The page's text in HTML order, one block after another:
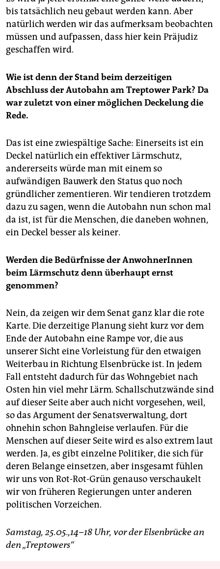
bis tatsächlich neu gebaut werden kann. Aber
natürlich werden wir das aufmerksam beobachten
müssen und aufpassen, dass hier kein Präjudiz
geschaffen wird.
Wie ist denn der Stand beim derzeitigen
Abschluss der Autobahn am Treptower Park? Da
war zuletzt von einer möglichen Deckelung die
Rede.
Das ist eine zwiespältige Sache: Einerseits ist ein
Deckel natürlich ein effektiver Lärmschutz,
andererseits würde man mit einem so
aufwändigen Bauwerk den Status quo noch
gründlicher zementieren. Wir tendieren trotzdem
dazu zu sagen, wenn die Autobahn nun schon mal
da ist, ist für die Menschen, die daneben wohnen,
ein Deckel besser als keiner.
Werden die Bedürfnisse der AnwohnerInnen
beim Lärmschutz denn überhaupt ernst
genommen?
Nein, da zeigen wir dem Senat ganz klar die rote
Karte. Die derzeitige Planung sieht kurz vor dem
Ende der Autobahn eine Rampe vor, die aus
unserer Sicht eine Vorleistung für den etwaigen
Weiterbau in Richtung Elsenbrücke ist. In jedem
Fall entsteht dadurch für das Wohngebiet nach
Osten hin viel mehr Lärm. Schallschutzwände sind
auf dieser Seite aber auch nicht vorgesehen, weil,
so das Argument der Senatsverwaltung, dort
ohnehin schon Bahngleise verlaufen. Für die
Menschen auf dieser Seite wird es also extrem laut
werden. Ja, es gibt einzelne Politiker, die sich für
deren Belange einsetzen, aber insgesamt fühlen
wir uns von Rot-Rot-Grün genauso verschaukelt
wir von früheren Regierungen unter anderen
politischen Vorzeichen.
Samstag, 25.05.,14–18 Uhr, vor der Elsenbrücke an
den „Treptowers“